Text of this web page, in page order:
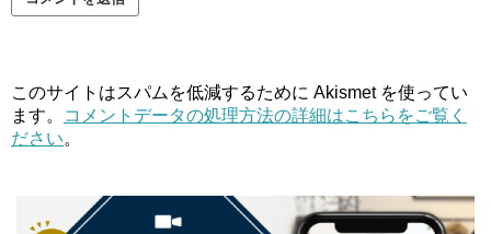
このサイトはスパムを低減するために Akismet を使ってい
ます。
コメントデータの処理方法の詳細はこちらをご覧く
ださい。